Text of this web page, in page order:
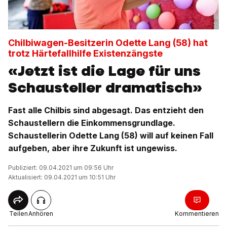
Chilbiwagen-Besitzerin Odette Lang (58) hat
trotz Härtefallhilfe Existenzängste
«Jetzt ist die Lage für uns
Schausteller dramatisch»
Fast alle Chilbis sind abgesagt. Das entzieht den
Schaustellern die Einkommensgrundlage.
Schaustellerin Odette Lang (58) will auf keinen Fall
aufgeben, aber ihre Zukunft ist ungewiss.
Publiziert: 09.04.2021 um 09:56 Uhr
Aktualisiert: 09.04.2021 um 10:51 Uhr
TeilenAnhören Kommentieren